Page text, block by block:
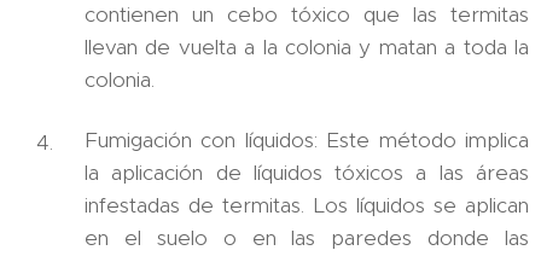
contienen un cebo tóxico que las termitas
llevan de vuelta a la colonia y matan a toda la
colonia.
Fumigación con líquidos: Este método implica
la aplicación de líquidos tóxicos a las áreas
infestadas de termitas. Los líquidos se aplican
en el suelo o en las paredes donde las